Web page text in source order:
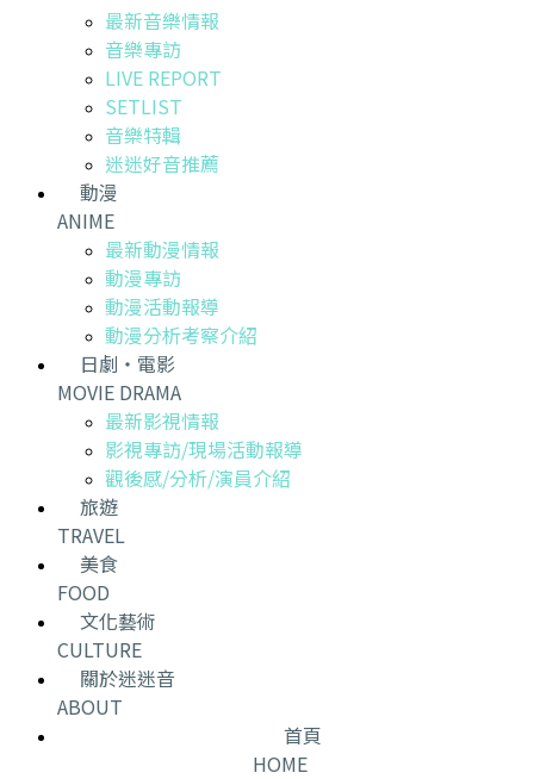
最新音樂情報
音樂專訪
LIVE REPORT
SETLIST
音樂特輯
迷迷好音推薦
動漫
ANIME
最新動漫情報
動漫專訪
動漫活動報導
動漫分析考察介紹
日劇・電影
MOVIE DRAMA
最新影視情報
影視專訪/現場活動報導
觀後感/分析/演員介紹
旅遊
TRAVEL
美食
FOOD
文化藝術
CULTURE
關於迷迷音
ABOUT
首頁
HOME